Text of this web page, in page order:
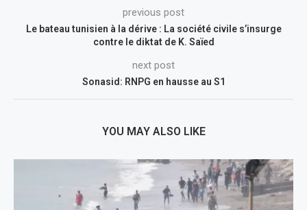
previous post
Le bateau tunisien à la dérive : La société civile s’insurge
contre le diktat de K. Saïed
next post
Sonasid: RNPG en hausse au S1
YOU MAY ALSO LIKE